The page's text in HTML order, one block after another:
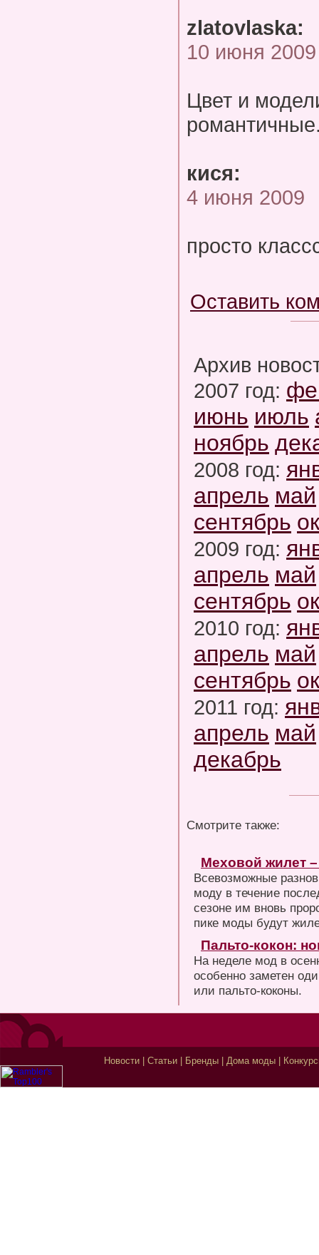
zlatovlaska:
10 июня 2009
Цвет и
кися:
4 июня 2009
просто
Оставить
Архив
2007 год:
июнь июль
ноябрь
2008 год:
апрель май
сентябрь
2009 год:
апрель май
сентябрь
2010 год:
апрель май
сентябрь
2011 год:
апрель май
декабрь
Смотрите также:
Меховой жилет
Всевозможные
моду в течение
сезоне им вновь
пике моды будут
Пальто-кокон:
На неделе мод в
особенно заметен
или пальто-коконы.
Новости| Статьи| Бренды| Дома моды|